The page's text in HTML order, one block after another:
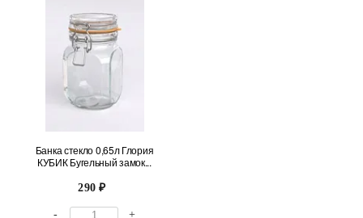
Банка стекло 0,65л Глория
КУБИК Бугельный замок...
290
- +